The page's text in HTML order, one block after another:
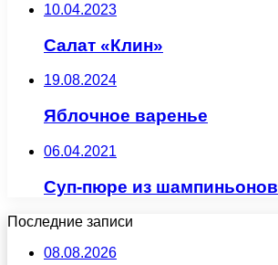
10.04.2023
Салат «Клин»
19.08.2024
Яблочное варенье
06.04.2021
Суп-пюре из шампиньонов
Последние записи
08.08.2026